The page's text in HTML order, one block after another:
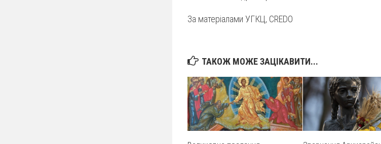
За матеріалами УГКЦ, CREDO
ТАКОЖ МОЖЕ ЗАЦІКАВИТИ...